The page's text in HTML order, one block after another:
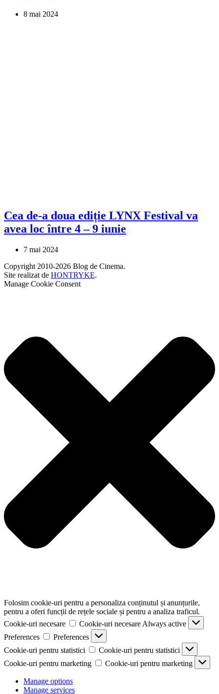
8 mai 2024
Cea de-a doua ediție LYNX Festival va
avea loc între 4 – 9 iunie
7 mai 2024
Copyright 2010-2026 Blog de Cinema.
Site realizat de HONTRYKE.
Manage Cookie Consent
Folosim cookie-uri pentru a personaliza conținutul și anunțurile,
pentru a oferi funcții de rețele sociale și pentru a analiza traficul.
Cookie-uri necesare
Cookie-uri necesare Always active
Preferences
Preferences
Cookie-uri pentru statistici
Cookie-uri pentru statistici
Cookie-uri pentru marketing
Cookie-uri pentru marketing
Manage options
Manage services